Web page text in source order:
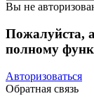
Вы не
Пожалуйста,
полному
Авторизоваться
Обратная связь